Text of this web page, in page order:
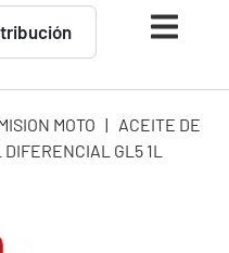
MOTO | ACEITE DE
GL5 1L